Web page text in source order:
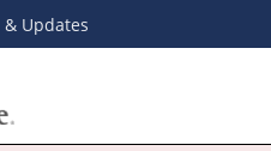
& Updates